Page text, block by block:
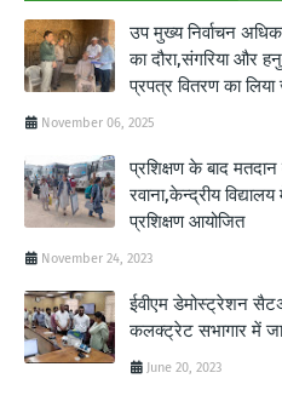
उप मुख्य निर्वाचन
का दौरा,संगरिया और
प्रपत्र वितरण का लिया
November 06, 2025
प्रशिक्षण के बाद
रवाना,केन्द्रीय
प्रशिक्षण आयोजित
November 24, 2023
ईवीएम डेमोस्ट्रेशन
कलक्ट्रेट सभागार में
June 20, 2023